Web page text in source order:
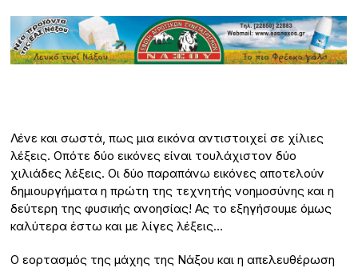
Λένε και σωστά, πως μια εικόνα αντιστοιχεί σε χίλιες
λέξεις. Οπότε δύο εικόνες είναι τουλάχιστον δύο
χιλιάδες λέξεις. Οι δύο παραπάνω εικόνες αποτελούν
δημιουργήματα η πρώτη της τεχνητής νοημοσύνης και η
δεύτερη της φυσικής ανοησίας! Ας το εξηγήσουμε όμως
καλύτερα έστω και με λίγες λέξεις…
Ο εορτασμός της μάχης της Νάξου και η απελευθέρωση